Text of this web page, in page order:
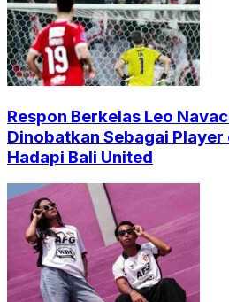
Respon Berkelas Leo
Dinobatkan Sebagai
Hadapi Bali United